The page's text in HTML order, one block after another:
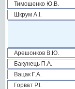
Тимошенко Ю.В.
Шкрум А.І.
Арешонков В.Ю.
Бакунець П.А.
Вацак Г.А.
Горват Р.І.